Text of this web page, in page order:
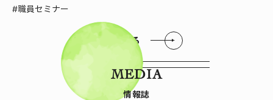
#職員セミナー
もっと見る
MEDIA
情報誌